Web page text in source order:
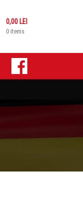
0 items
0,00 LEI